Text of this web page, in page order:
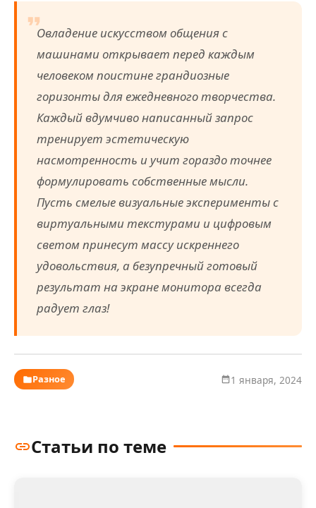
Овладение искусством общения с
машинами открывает перед каждым
человеком поистине грандиозные
горизонты для ежедневного творчества.
Каждый вдумчиво написанный запрос
тренирует эстетическую
насмотренность и учит гораздо точнее
формулировать собственные мысли.
Пусть смелые визуальные эксперименты с
виртуальными текстурами и цифровым
светом принесут массу искреннего
удовольствия, а безупречный готовый
результат на экране монитора всегда
радует глаз!
Разное 1 января, 2024
Статьи по теме